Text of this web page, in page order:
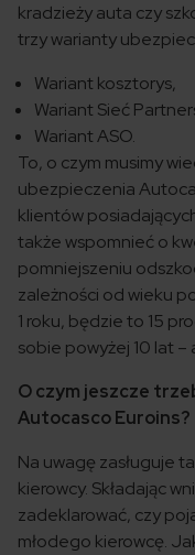
kradzieży auta czy
trzy warianty
Wariant kosztorys,
Wariant Sieć
Wariant ASO.
To, o czym musimy
ubezpieczenia
klientów
także wspomnieć o
pomniejszeniu
zależności od wieku
1 roku, będzie to 15
sobie powyżej 10 lat
O czym jeszcze
Autocasco Euroins?
Na uwagę zasługuje
kierowcy. Składając
zadeklarować, czy
młodego kierowcę.